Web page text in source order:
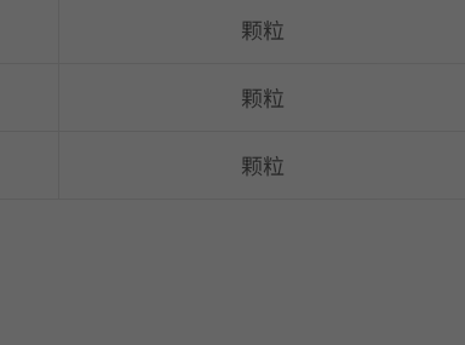
颗粒
颗粒
颗粒